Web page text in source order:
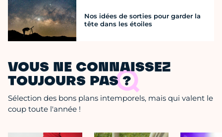
Nos idées de sorties pour garder la
tête dans les étoiles
VOUS NE CONNAISSEZ
TOUJOURS PAS ?
Sélection des bons plans intemporels, mais qui valent le
coup toute l'année !